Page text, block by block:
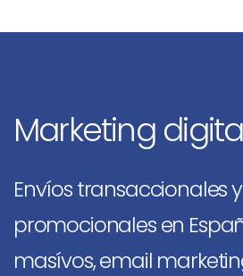
Marketing
Envíos transaccionales y
promocionales en
masívos, email